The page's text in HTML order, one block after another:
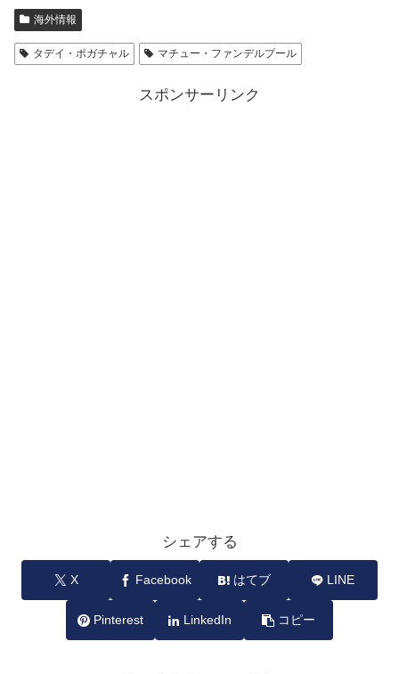
海外情報
タデイ・ポガチャル マチュー・ファンデルプール
スポンサーリンク
シェアする
X Facebook はてブ LINE
Pinterest LinkedIn コピー